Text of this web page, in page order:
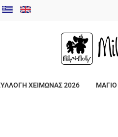
ΧΕΙΜΩΝΑΣ 2026 ΜΑΓΙΟ